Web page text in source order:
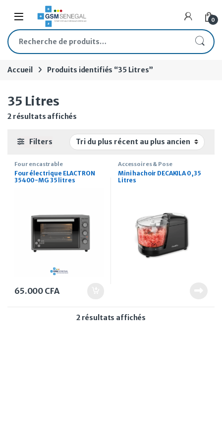
Skip to navigation
Skip to content
Open 0
Recherche pour :
Accueil Produits identifiés “35 Litres”
35 Litres
2 résultats affichés
Filters
Four encastrable
Four électrique ELACTRON
35400-MG 35 litres
65.000 CFA
Accessoires & Pose
Mini hachoir DECAKILA 0,35
Litres
2 résultats affichés